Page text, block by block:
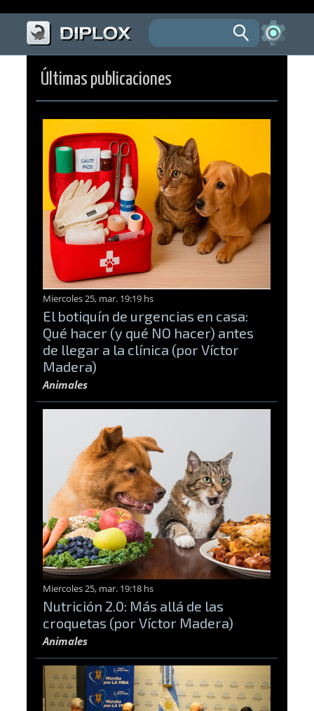
Últimas publicaciones
Miercoles 25, mar. 19:19 hs
El botiquín de urgencias en casa:
Qué hacer (y qué NO hacer) antes
de llegar a la clínica (por Víctor
Madera)
Animales
Miercoles 25, mar. 19:18 hs
Nutrición 2.0: Más allá de las
croquetas (por Víctor Madera)
Animales